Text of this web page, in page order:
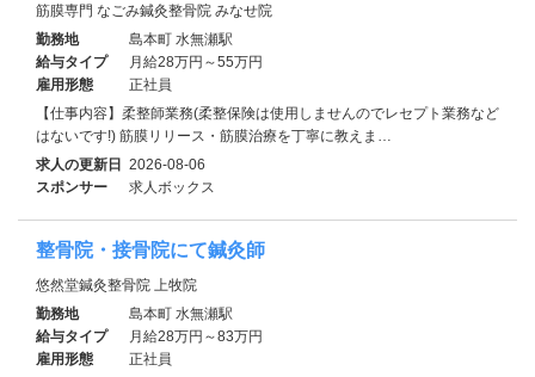
筋膜専門 なごみ鍼灸整骨院 みなせ院
勤務地
島本町 水無瀬駅
給与タイプ
月給28万円～55万円
雇用形態
正社員
【仕事内容】柔整師業務(柔整保険は使用しませんのでレセプト業務など
はないです!) 筋膜リリース・筋膜治療を丁寧に教えま…
求人の更新日 2026-08-06
スポンサー
求人ボックス
整骨院・接骨院にて鍼灸師
悠然堂鍼灸整骨院 上牧院
勤務地
島本町 水無瀬駅
給与タイプ
月給28万円～83万円
雇用形態
正社員